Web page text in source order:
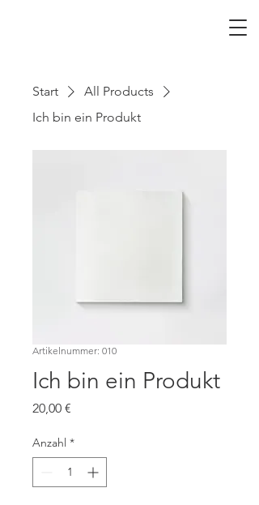
Start
All Products
Ich bin ein Produkt
Artikelnummer: 010
Ich bin ein Produkt
20,00 €
Anzahl *